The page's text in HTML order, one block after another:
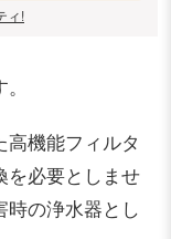
ィ!
機能フィルタ
を必要としませ
時の浄水器とし